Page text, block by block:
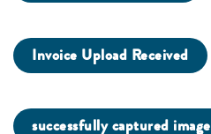
Invoice Upload Received
successfully captured image